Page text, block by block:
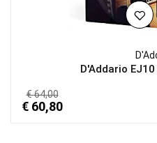
D'Addario
€ 64,00
€ 60,80